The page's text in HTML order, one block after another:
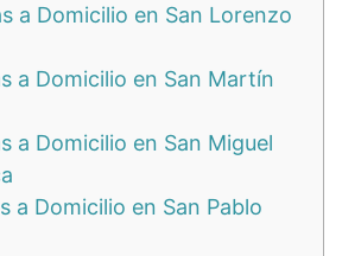
a Domicilio en San Lorenzo
a Domicilio en San Martín
a Domicilio en San Miguel
a Domicilio en San Pablo